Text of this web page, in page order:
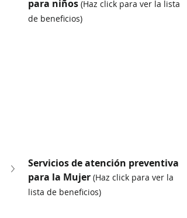
para niños (Haz click para ver la lista
de beneficios)
Servicios de atención preventiva
para la Mujer (Haz click para ver la
lista de beneficios)